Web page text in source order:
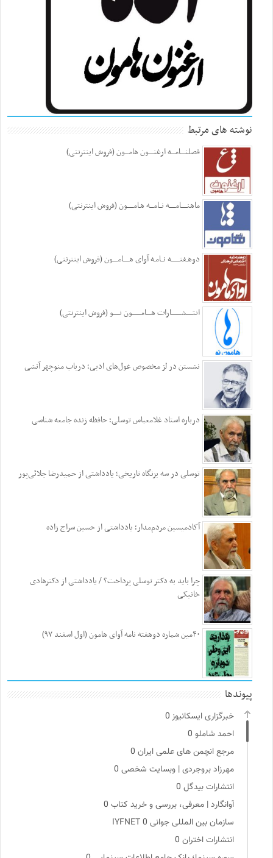
نوشته های مرتبط
فصلنــــامـــه ارغنــــون هامـــون (فروش اینترنتی)
ماهنـــــامـــــه نــامـــه هـامـــــون (فروش اینترنتی)
دوهـفتـــــــه نــامـه آوای هـــــامــــون (فروش اینترنتی)
انتـــــشــــــــارات هــــامـــــــون نـــــو (فروش اینترنتی)
نشستن در لژ مخصوص غول‌های ادبی؛ درباب منوچهر آتشی
درباره استاد غلامعباس توسلی؛ حافظه زنده جامعه شناسی
توسلی در سه بزنگاه تاریخی؛ یادداشتی از حمیدرضا جلائی‌پور
آکادمیسین مردم‌مدار؛ یادداشتی از حسین سراج زاده
چرا باید به دکتر توسلی پرداخت؟ / یادداشتی از دکترهادی
خانیکی
۴۰مین شماره دوهفته نامه آوای هامون (اول اسفند ۹۷)
پیوندها
خبرگزاری ایسکانیوز
احمد شاملو
مرجع انچمن های علمی ایران
مهرزاد بروجردی | وبسایت شخصی
انتشارات بیدگل
آوانگارد | معرفی، بررسی و خرید کتاب
سازمان بین المللی جوانی IYFNET 0
انتشارات اختران